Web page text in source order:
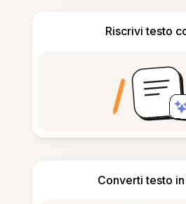
Riscrivi testo
Converti testo